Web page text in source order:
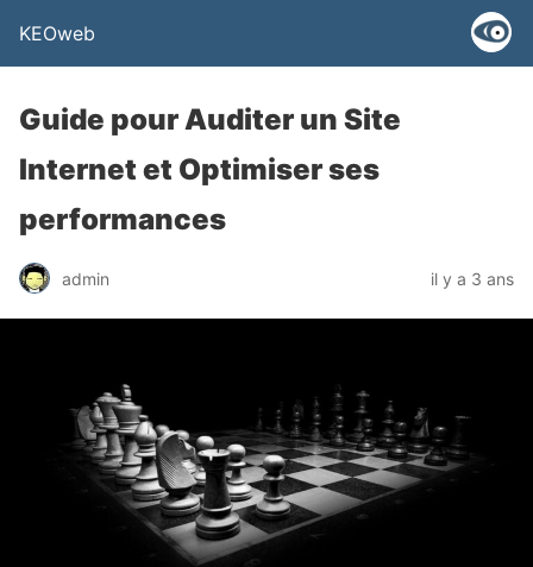
KEOweb
Guide pour Auditer un Site
Internet et Optimiser ses
performances
admin il y a 3 ans